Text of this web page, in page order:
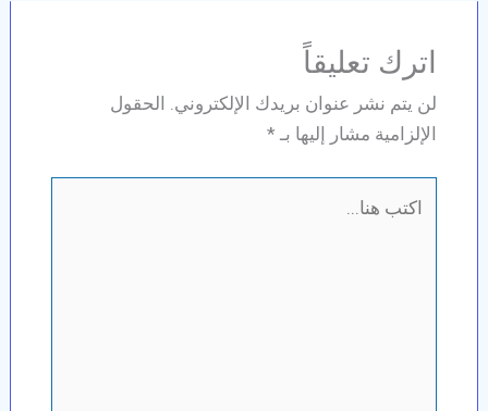
اترك تعليقاً
لن يتم نشر عنوان بريدك الإلكتروني. الحقول
الإلزامية مشار إليها بـ *
هنا...